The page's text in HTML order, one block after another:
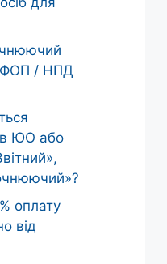
ФОП / НПД
ЮО або
оплату
від